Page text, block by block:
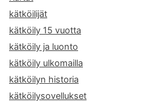
kätköilijät
kätköily 15 vuotta
kätköily ja luonto
kätköily ulkomailla
kätköilyn historia
kätköilysovellukset